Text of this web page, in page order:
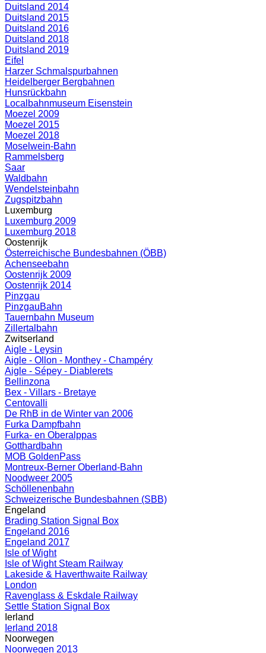
Duitsland 2014
Duitsland 2015
Duitsland 2016
Duitsland 2018
Duitsland 2019
Eifel
Harzer Schmalspurbahnen
Heidelberger Bergbahnen
Hunsrückbahn
Localbahnmuseum Eisenstein
Moezel 2009
Moezel 2015
Moezel 2018
Moselwein-Bahn
Rammelsberg
Saar
Waldbahn
Wendelsteinbahn
Zugspitzbahn
Luxemburg
Luxemburg 2009
Luxemburg 2018
Oostenrijk
Österreichische Bundesbahnen (ÖBB)
Achenseebahn
Oostenrijk 2009
Oostenrijk 2014
Pinzgau
PinzgauBahn
Tauernbahn Museum
Zillertalbahn
Zwitserland
Aigle - Leysin
Aigle - Ollon - Monthey - Champéry
Aigle - Sépey - Diablerets
Bellinzona
Bex - Villars - Bretaye
Centovalli
De RhB in de Winter van 2006
Furka Dampfbahn
Furka- en Oberalppas
Gotthardbahn
MOB GoldenPass
Montreux-Berner Oberland-Bahn
Noodweer 2005
Schöllenenbahn
Schweizerische Bundesbahnen (SBB)
Engeland
Brading Station Signal Box
Engeland 2016
Engeland 2017
Isle of Wight
Isle of Wight Steam Railway
Lakeside & Haverthwaite Railway
London
Ravenglass & Eskdale Railway
Settle Station Signal Box
Ierland
Ierland 2018
Noorwegen
Noorwegen 2013